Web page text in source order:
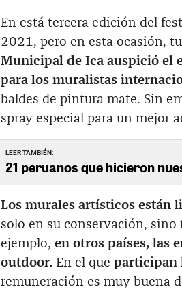
En está tercera edición del
2021, pero en esta ocasión,
Municipal de Ica auspició el
para los muralistas
baldes de pintura mate. Sin
spray especial para un mejor
LEER TAMBIÉN:
21 peruanos que hicieron
Los murales artísticos están
solo en su conservación,
ejemplo, en otros países, las
outdoor. En el que participan
remuneración es muy buena